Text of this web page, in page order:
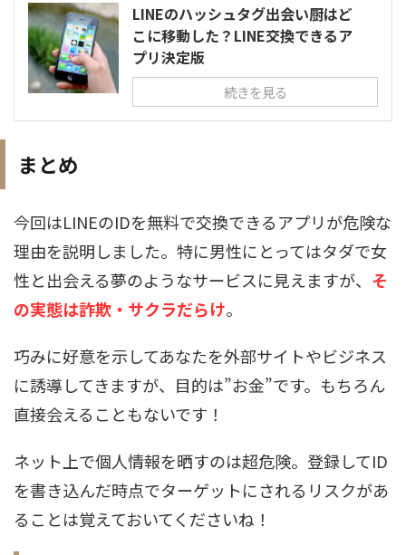
LINEのハッシュタグ出会い厨はど
こに移動した？LINE交換できるア
プリ決定版
続きを見る
まとめ
今回はLINEのIDを無料で交換できるアプリが危険な
理由を説明しました。特に男性にとってはタダで女
性と出会える夢のようなサービスに見えますが、 そ
の実態は詐欺・サクラだらけ。
巧みに好意を示してあなたを外部サイトやビジネス
に誘導してきますが、目的は”お金”です。もちろん
直接会えることもないです！
ネット上で個人情報を晒すのは超危険。登録してID
を書き込んだ時点でターゲットにされるリスクがあ
ることは覚えておいてくださいね！